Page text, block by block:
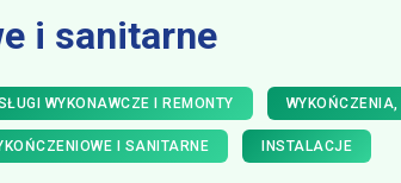
i sanitarne
WYKONAWCZE I REMONTY
I SANITARNE INSTALACJE